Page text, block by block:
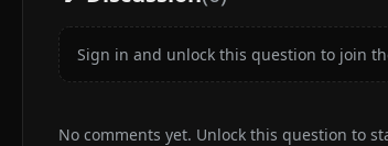
Sign in and unlock this question to join
No comments yet. Unlock this question to